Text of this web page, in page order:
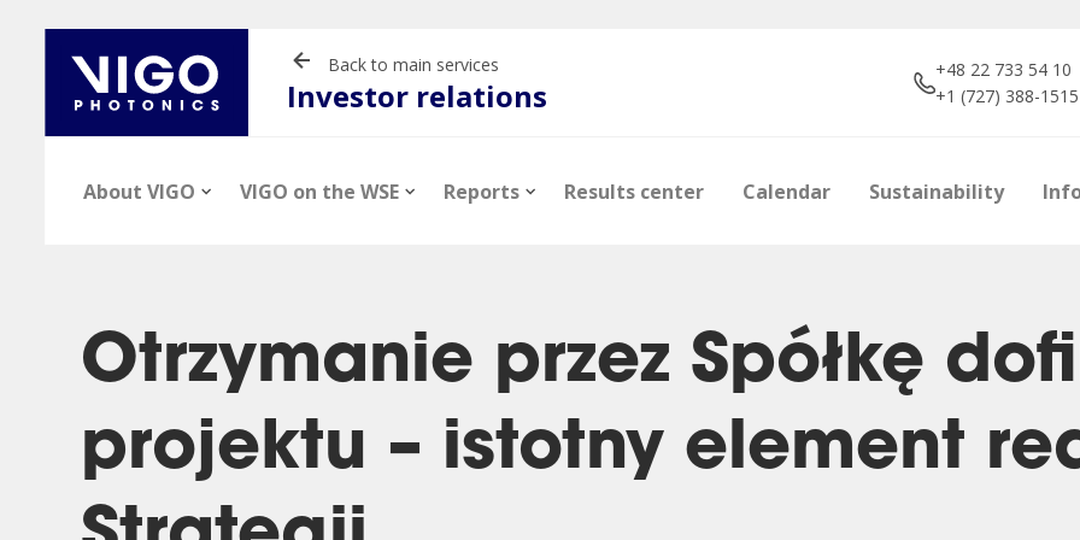
Back to main services
Investor relations
+48 22 733 54 10
+1 (727) 388-1515
About VIGO
News Company profile Shareholders
VIGO on the WSE
Stock information Stock quotes Brokers about us Dividend
Reports
Financial reports Current reports
Results center Calendar Sustainability
Presentations Videos Photos
Otrzymanie przez Spółkę
projektu – istotny element